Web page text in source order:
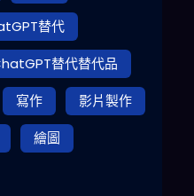
替代
替代替代品
寫作
影片製作
繪圖